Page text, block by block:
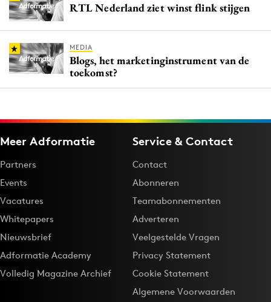
RTL Nederland ziet winst flink stijgen
MEDIA
Blogs, het marketinginstrument van de
toekomst?
Meer Adformatie
Partners
Events
Vacatures
Whitepapers
Nieuwsbrief
Adformatie Academy
Volledig Magazine Archief
Service & Contact
Contact
Abonneren
Teamabonnementen
Adverteren
Veelgestelde Vragen
Privacy Statement
Cookie Statement
Algemene Voorwaarden